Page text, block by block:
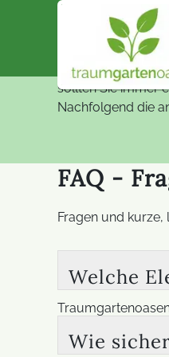
FAQ –
Gerade im
sollten Sie immer
Nachfolgend die
FAQ -
Fragen und
Welche
sind möglich.
Wie